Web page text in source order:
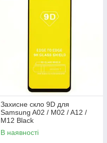
Захисне скло 9D для
Samsung A02 / M02 / A12 /
M12 Black
В наявності